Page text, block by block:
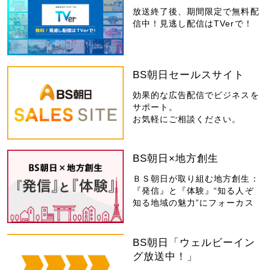
放送終了後、期間限定で無料配
信中！見逃し配信はTVerで！
BS朝日セールスサイト
効果的な広告配信でビジネスを
サポート。
お気軽にご相談ください。
BS朝日×地方創生
ＢＳ朝日が取り組む地方創生：
『発信』と『体験』“知る人ぞ
知る地域の魅力”にフォーカス
BS朝日「ウェルビーイン
グ放送中！」